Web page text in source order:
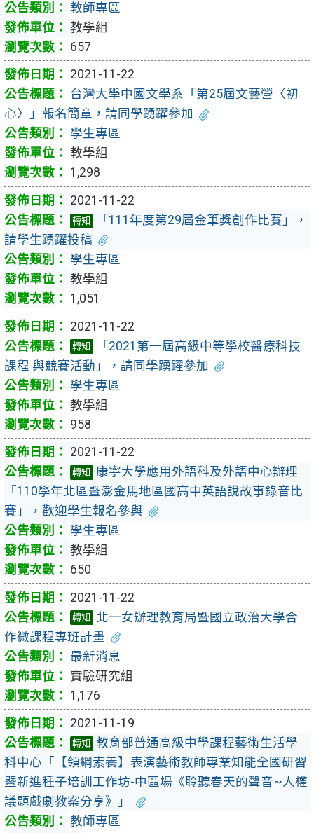
教師專區
教學組
657
2021-11-22
台灣大學中國文學系「第25屆文藝營〈初
心〉」報名簡章，請同學踴躍參加
學生專區
教學組
1,298
2021-11-22
轉知
「111年度第29屆金筆獎創作比賽」，
請學生踴躍投稿
學生專區
教學組
1,051
2021-11-22
轉知
「2021第一屆高級中等學校醫療科技
課程 與競賽活動」，請同學踴躍參加
學生專區
教學組
958
2021-11-22
轉知
康寧大學應用外語科及外語中心辦理
「110學年北區暨澎金馬地區國高中英語說故事錄音比
賽」，歡迎學生報名參與
學生專區
教學組
650
2021-11-22
轉知
北一女辦理教育局暨國立政治大學合
作微課程專班計畫
最新消息
實驗研究組
1,176
2021-11-19
轉知
教育部普通高級中學課程藝術生活學
科中心「【領綱素養】表演藝術教師專業知能全國研習
暨新進種子培訓工作坊-中區場《聆聽春天的聲音~人權
議題戲劇教案分享》」
教師專區